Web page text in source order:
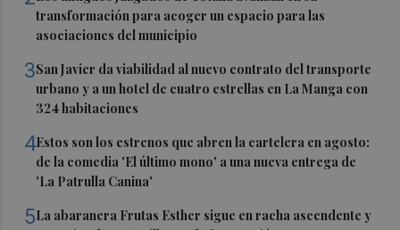
transformación para acoger un espacio para las
asociaciones del municipio
3San Javier da viabilidad al nuevo contrato del transporte
urbano y a un hotel de cuatro estrellas en La Manga con
324 habitaciones
4Estos son los estrenos que abren la cartelera en agosto:
de la comedia 'El último mono' a una nueva entrega de
'La Patrulla Canina'
5La abaranera Frutas Esther sigue en racha ascendente y